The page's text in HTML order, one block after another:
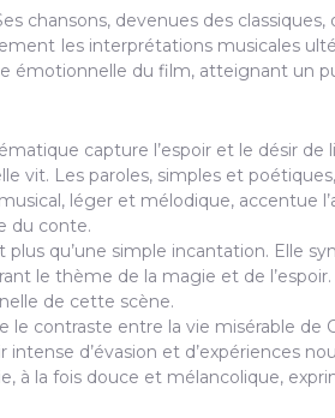
chansons, devenues des
les interprétations musicales
émotionnelle du film, atteignant un
capture l’espoir et le désir de
vit. Les paroles, simples et
léger et mélodique, accentue
du conte.
qu’une simple incantation. Elle
le thème de la magie et de
de cette scène.
le contraste entre la vie misérable de
d’évasion et d’expériences
à la fois douce et mélancolique,